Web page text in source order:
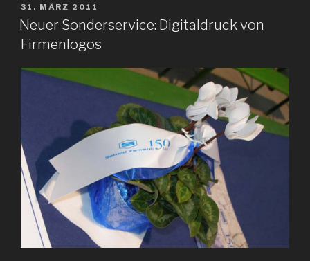
VERÖFFENTLICHT
AM
31. MÄRZ 2011
Neuer Sonderservice: Digitaldruck von
Firmenlogos